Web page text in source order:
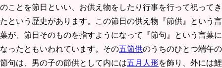
のことを節日といい、お供え物をしたり行事を行って祝ってき
たという歴史があります。この節日の供え物『節供』という言
葉が、節日そのものを指すようになって『節句』という言葉に
なったともいわれています。その五節供のうちのひとつ端午の
節句は、男の子の節供として内には五月人形を飾り、外には鯉